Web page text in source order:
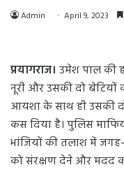
Admin April 9, 2023
प्रयागराज। उमेश पाल की
नूरी और उसकी दो बेटियों
आयशा के साथ ही उसकी
कस दिया है। पुलिस
भांजियों की तलाश में
को संरक्षण देने और मदद